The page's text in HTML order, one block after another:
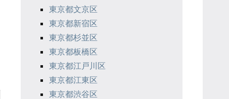
東京都文京区
東京都新宿区
東京都杉並区
東京都板橋区
東京都江戸川区
東京都江東区
東京都渋谷区